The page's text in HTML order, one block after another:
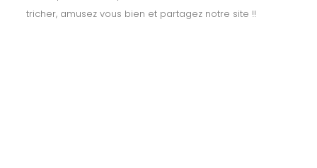
tricher, amusez vous bien et partagez notre site !!